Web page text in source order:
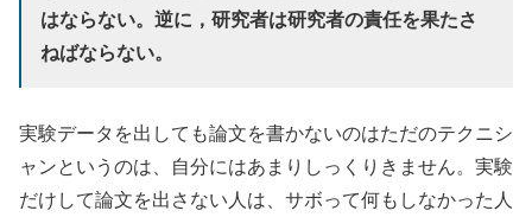
はならない。逆に，研究者は研究者の責任を果たさ
ねばならない。
実験データを出しても論文を書かないのはただのテクニシ
ャンというのは、自分にはあまりしっくりきません。実験
だけして論文を出さない人は、サボって何もしなかった人